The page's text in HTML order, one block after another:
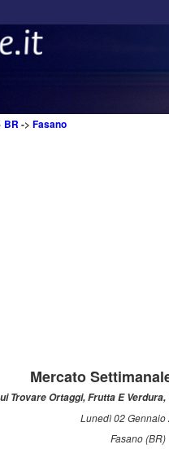
BR -> Fasano
Mercato
Trovare Ortaggi, Frutta E
Lunedì 02 Gennaio
Fasano (BR)